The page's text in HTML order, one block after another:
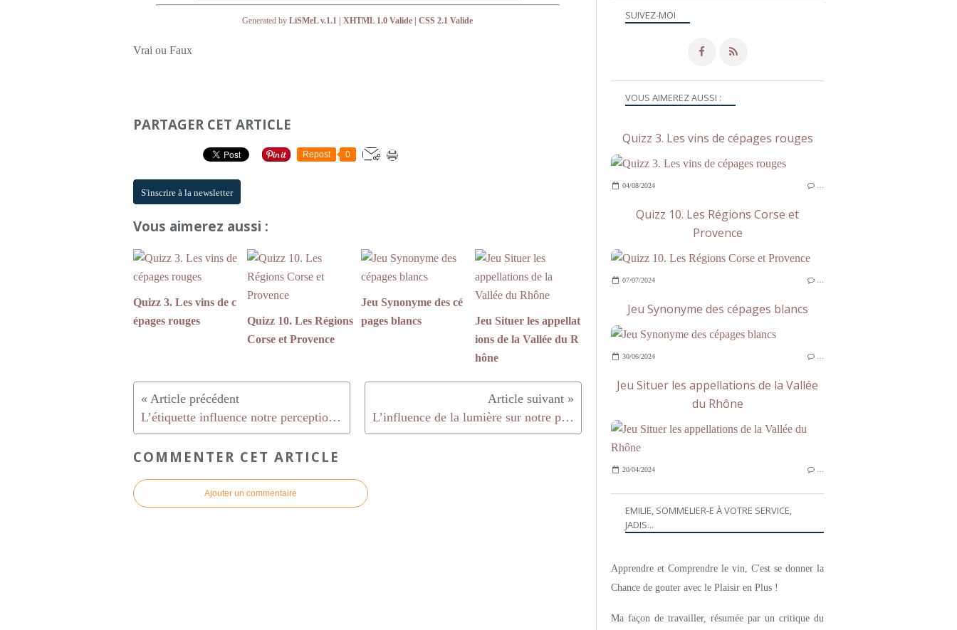
Generated by LiSMeL v.1.1| XHTML 1.0 Valide | CSS 2.1 Valide
Vrai ou Faux
PARTAGER CET ARTICLE
Repost 0
S'inscrire à la newsletter
Vous aimerez aussi :
Quizz 3. Les vins de c
épages rouges
Quizz 10. Les Régions
Corse et Provence
Jeu Synonyme des cé
pages blancs
Jeu Situer les appellat
ions de la Vallée du R
hône
L’étiquette influence notre perception du vin L’influence de la lumière sur notre perception du vin
COMMENTER CET ARTICLE
Ajouter un commentaire
SUIVEZ-MOI
VOUS AIMEREZ AUSSI :
Quizz 3. Les vins de cépages rouges
04/08/2024
Quizz 10. Les Régions Corse et
Provence
07/07/2024
Jeu Synonyme des cépages blancs
30/06/2024
Jeu Situer les appellations de la Vallée
du Rhône
20/04/2024
EMILIE, SOMMELIER-E À VOTRE SERVICE,
JADIS...
Apprendre et Comprendre le vin, C'est se donner la
Chance de gouter avec le Plaisir en Plus !
Ma façon de travailler, résumée par un critique du